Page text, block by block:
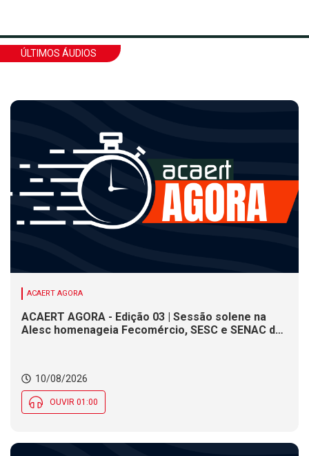
ÚLTIMOS ÁUDIOS
ACAERT AGORA
ACAERT AGORA - Edição 03 | Sessão solene na
Alesc homenageia Fecomércio, SESC e SENAC de
10/08/2026
OUVIR 01:00